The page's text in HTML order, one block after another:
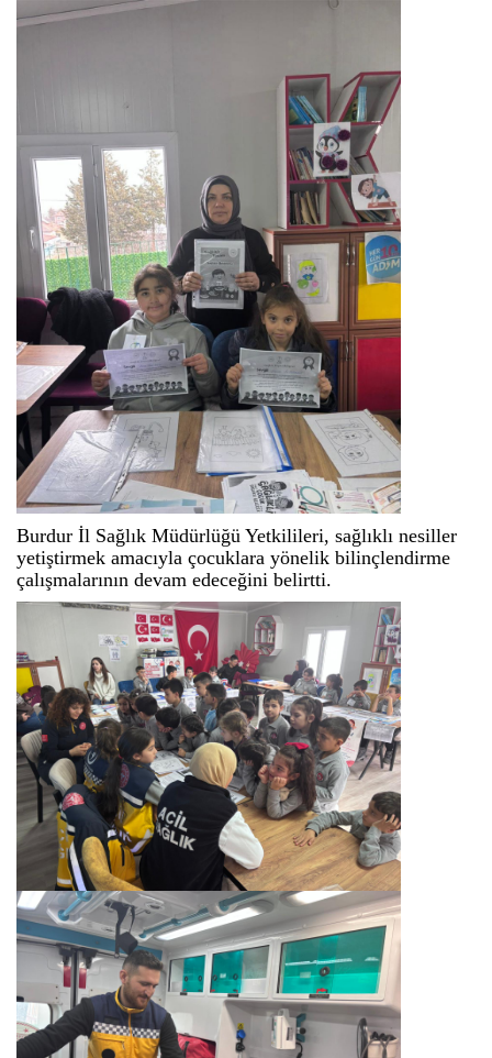
Burdur İl Sağlık Müdürlüğü Yetkilileri, sağlıklı nesiller
yetiştirmek amacıyla çocuklara yönelik bilinçlendirme
çalışmalarının devam edeceğini belirtti.